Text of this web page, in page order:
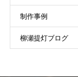
制作事例
柳瀬提灯ブログ